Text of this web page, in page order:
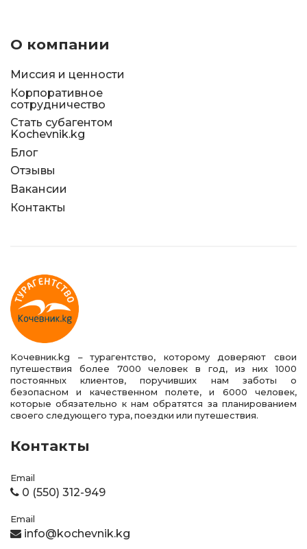
О компании
Миссия и ценности
Корпоративное
сотрудничество
Стать субагентом
Kochevnik.kg
Блог
Отзывы
Вакансии
Контакты
Kочевник.kg – турагентство, которому доверяют свои
путешествия более 7000 человек в год, из них 1000
постоянных клиентов, поручивших нам заботы о
безопасном и качественном полете, и 6000 человек,
которые обязательно к нам обратятся за планированием
своего следующего тура, поездки или путешествия.
Контакты
Email
0 (550) 312-949
Email
info@kochevnik.kg